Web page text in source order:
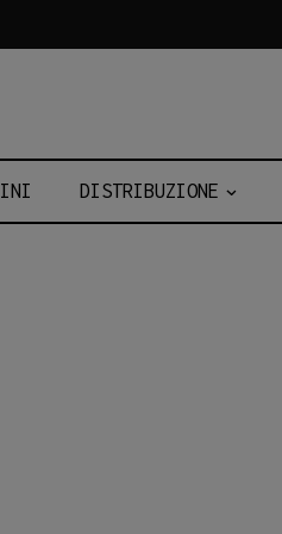
DISTRIBUZIONE